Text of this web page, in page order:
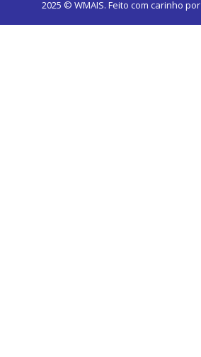
2025 © WMAIS. Feito com carinho por